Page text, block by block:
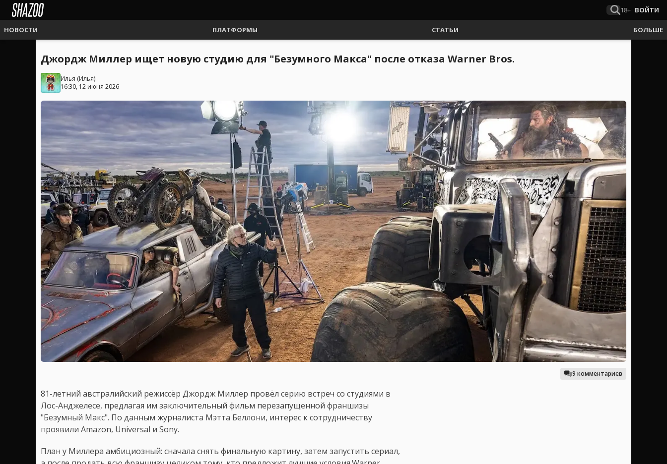
18+ ВОЙТИ
НОВОСТИ ПЛАТФОРМЫ СТАТЬИ БОЛЬШЕ
Джордж Миллер ищет новую студию для "Безумного Макса" после отказа Warner Bros.
Илья (Илья)
16:30, 12 июня 2026
9 комментариев
81-летний австралийский режиссёр Джордж Миллер провёл серию встреч со студиями в
Лос-Анджелесе, предлагая им заключительный фильм перезапущенной франшизы
"Безумный Макс". По данным журналиста Мэтта Беллони, интерес к сотрудничеству
проявили Amazon, Universal и Sony.
План у Миллера амбициозный: сначала снять финальную картину, затем запустить сериал,